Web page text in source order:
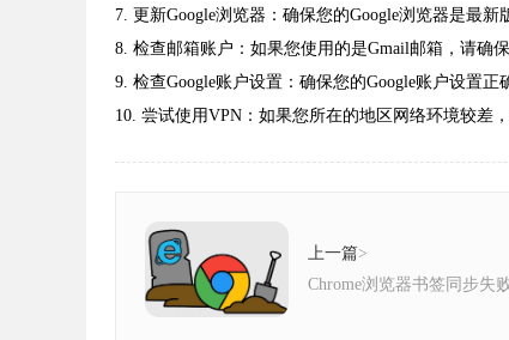
7. 更新Google浏览器：确保您的Google浏览器是最
8. 检查邮箱账户：如果您使用的是Gmail邮箱，请确
9. 检查Google账户设置：确保您的Google账户设置
10. 尝试使用VPN：如果您所在的地区网络环境较差
上一篇>
Chrome浏览器书签同步失